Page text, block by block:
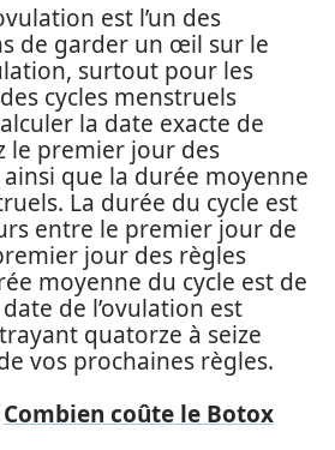
est l’un des
de garder un œil sur le
surtout pour les
cycles menstruels
la date exacte de
le premier jour des
que la durée moyenne
La durée du cycle est
entre le premier jour de
jour des règles
moyenne du cycle est de
de l’ovulation est
quatorze à seize
vos prochaines règles.
Combien coûte le Botox